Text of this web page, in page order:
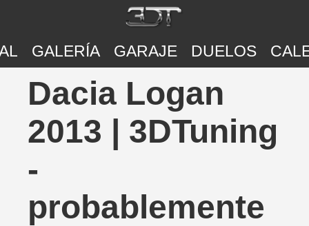
GALERÍA GARAJE DUELOS
Dacia Logan
2013 | 3DTuning
-
probablemente